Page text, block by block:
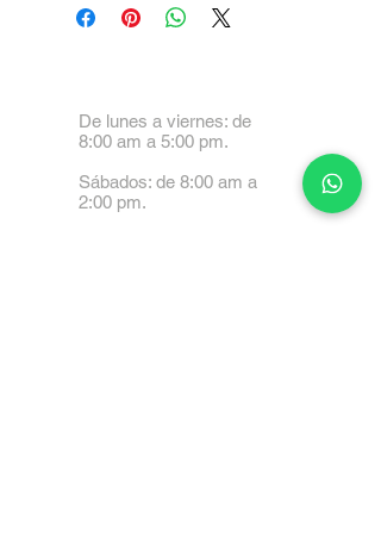
De lunes a viernes: de
8:00 am a 5:00 pm.
Sábados: de 8:00 am a
2:00 pm.